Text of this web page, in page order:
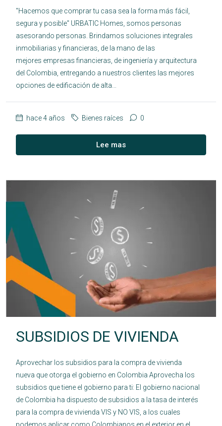
"Hacemos que comprar tu casa sea la forma más fácil,
segura y posible" URBATIC Homes, somos personas
asesorando personas. Brindamos soluciones integrales
inmobiliarias y financieras, de la mano de las
mejores empresas financieras, de ingeniería y arquitectura
del Colombia, entregando a nuestros clientes las mejores
opciones de edificación de alta...
hace 4 años Bienes raíces 0
Lee mas
SUBSIDIOS DE VIVIENDA
Aprovechar los subsidios para la compra de vivienda
nueva que otorga el gobierno en Colombia Aprovecha los
subsidios que tiene el gobierno para ti: El gobierno nacional
de Colombia ha dispuesto de subsidios a la tasa de interés
para la compra de vivienda VIS y NO VIS, a los cuales
podemos aplicar como Colombianos en el exterior en el...